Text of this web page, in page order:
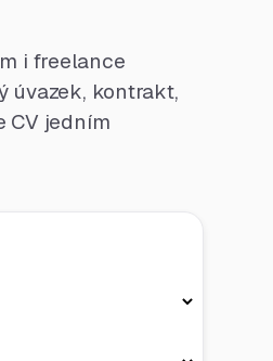
i freelance
úvazek, kontrakt,
CV jedním